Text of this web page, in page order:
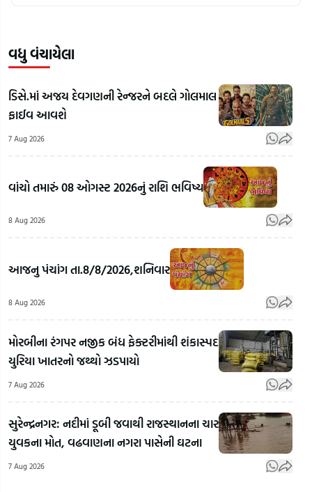
વધુ વંચાયેલા
ડિસે.માં અજય દેવગણની રેન્જરને બદલે ગોલમાલ
ફાઈવ આવશે
7 Aug 2026
વાંચો તમારું 08 ઓગસ્ટ 2026નું રાશિ ભવિષ્ય
8 Aug 2026
આજનુ પંચાંગ તા.8/8/2026,શનિવાર
8 Aug 2026
મોરબીના રંગપર નજીક બંધ ફેક્ટરીમાંથી શંકાસ્પદ
યુરિયા ખાતરનો જથ્થો ઝડપાયો
7 Aug 2026
સુરેન્દ્રનગર: નદીમાં ડૂબી જવાથી રાજસ્થાનના ચાર
યુવકના મોત, વઢવાણના નગરા પાસેની ઘટના
7 Aug 2026
વચ્ચે પણ
સફળતાનો
કંડારતી
વેરાવળની
દીકરી,
અભ્યાસ
ટેભે
જીવનનું
ઘડતર
કરવાની
જામનગર
જતો 23
જ ગાયબ!
રાજકોટમાં